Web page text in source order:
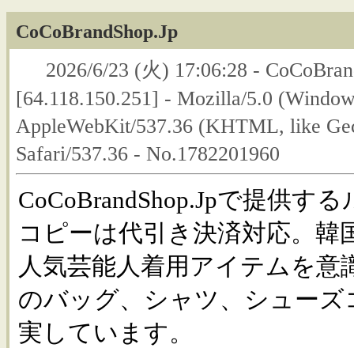
CoCoBrandShop.Jp
2026/6/23 (火) 17:06:28 -
[64.118.150.251] - Mozilla/5.0
AppleWebKit/537.36 (KHTML, like
Safari/537.36 - No.1782201960
CoCoBrandShop.Jpで提供す
コピーは代引き決済対応。韓
人気芸能人着用アイテムを
のバッグ、シャツ、シューズ
実しています。